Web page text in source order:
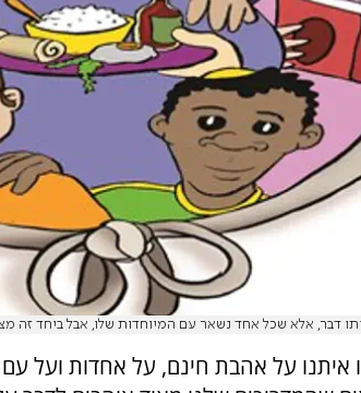
דבר, אלא שכל אחד נשאר עם המיוחדות שלו, אבל ביחד זה
איתנו על אהבת חינם, על אחדות